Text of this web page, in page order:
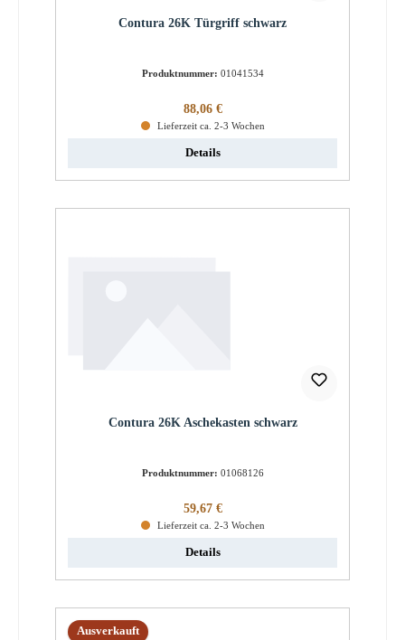
Contura 26K Türgriff schwarz
Produktnummer: 01041534
Regulärer Preis:
88,06 €
Lieferzeit ca. 2-3 Wochen
Details
Contura 26K Aschekasten schwarz
Produktnummer: 01068126
Regulärer Preis:
59,67 €
Lieferzeit ca. 2-3 Wochen
Details
Ausverkauft